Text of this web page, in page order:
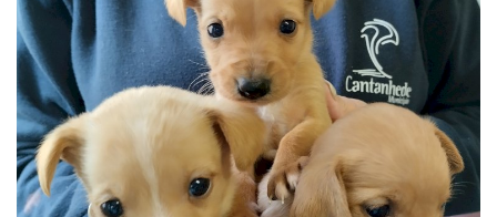
Educação
Estatuto Editorial
Saúde
Ficha técnica